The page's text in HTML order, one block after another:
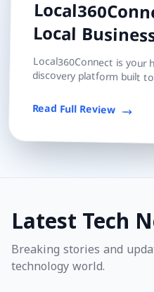
Local
Local360Connect is your
discovery platform built to
Read Full Review
Latest Tech
Breaking stories and
technology world.